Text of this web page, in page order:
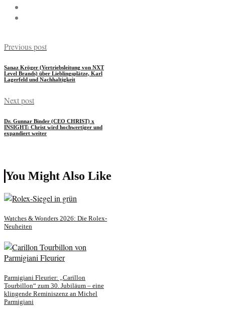
Previous post
Sanaz Kröger (Vertriebsleitung von NXT
Level Brands) über Lieblingsplätze, Karl
Lagerfeld und Nachhaltigkeit
Next post
Dr. Gunnar Binder (CEO CHRIST) x
INSIGHT: Christ wird hochwertiger und
expandiert weiter
You Might Also Like
Watches & Wonders 2026: Die Rolex-
Neuheiten
Parmigiani Fleurier: „Carillon
Tourbillon“ zum 30. Jubiläum – eine
klingende Reminiszenz an Michel
Parmigiani